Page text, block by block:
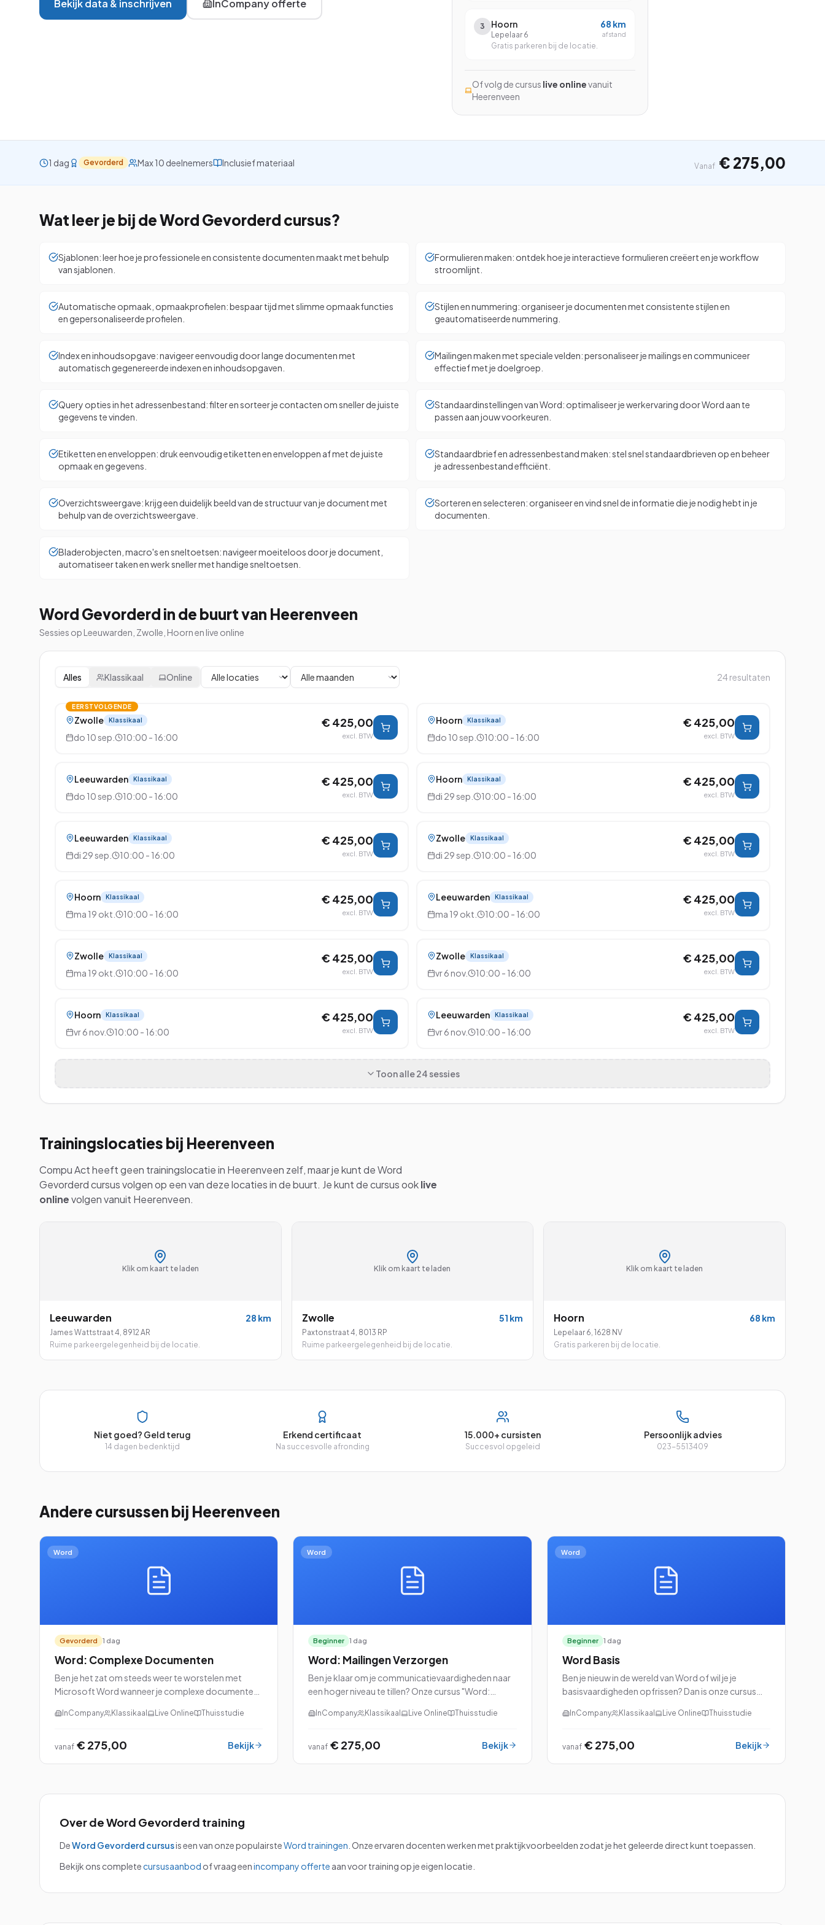
Alle 26 cursussen bekijken Zoeken ⌘K
Bekijk data & inschrijven InCompany offerte
3 Hoorn
Lepelaar 6
Gratis parkeren bij de locatie.
68 km
afstand
Of volg de cursus live onlinevanuit
Heerenveen
1 dag Gevorderd Max 10 deelnemers Inclusief materiaal Vanaf € 275,00
Wat leer je bij deWord Gevorderd cursus?
Sjablonen: leer hoe je professionele en consistente documenten maakt met behulp
van sjablonen.
Formulieren maken: ontdek hoe je interactieve formulieren creëert en je workflow
stroomlijnt.
Automatische opmaak, opmaakprofielen: bespaar tijd met slimme opmaakfuncties
en gepersonaliseerde profielen.
Stijlen en nummering: organiseer je documenten met consistente stijlen en
geautomatiseerde nummering.
Index en inhoudsopgave: navigeer eenvoudig door lange documenten met
automatisch gegenereerde indexen en inhoudsopgaven.
Mailingen maken met speciale velden: personaliseer je mailings en communiceer
effectief met je doelgroep.
Query opties in het adressenbestand: filter en sorteer je contacten om sneller de juiste
gegevens te vinden.
Standaardinstellingen van Word: optimaliseer je werkervaring door Word aan te
passen aan jouw voorkeuren.
Etiketten en enveloppen: druk eenvoudig etiketten en enveloppen af met de juiste
opmaak en gegevens.
Standaardbrief en adressenbestand maken: stel snel standaardbrieven op en beheer
je adressenbestand efficiënt.
Overzichtsweergave: krijg een duidelijk beeld van de structuur van je document met
behulp van de overzichtsweergave.
Sorteren en selecteren: organiseer en vind snel de informatie die je nodig hebt in je
documenten.
Bladerobjecten, macro's en sneltoetsen: navigeer moeiteloos door je document,
automatiseer taken en werk sneller met handige sneltoetsen.
Word Gevorderd in de buurt van Heerenveen
Sessies op Leeuwarden, Zwolle, Hoorn en live online
Alles Klassikaal Online 24 resultaten
EERSTVOLGENDE
Zwolle Klassikaal
do 10 sep. 10:00 - 16:00
€ 425,00
excl. BTW
Hoorn Klassikaal
do 10 sep. 10:00 - 16:00
€ 425,00
excl. BTW
Leeuwarden Klassikaal
do 10 sep. 10:00 - 16:00
€ 425,00
excl. BTW
Hoorn Klassikaal
di 29 sep. 10:00 - 16:00
€ 425,00
excl. BTW
Leeuwarden Klassikaal
di 29 sep. 10:00 - 16:00
€ 425,00
excl. BTW
Zwolle Klassikaal
di 29 sep. 10:00 - 16:00
€ 425,00
excl. BTW
Hoorn Klassikaal
ma 19 okt. 10:00 - 16:00
€ 425,00
excl. BTW
Leeuwarden Klassikaal
ma 19 okt. 10:00 - 16:00
€ 425,00
excl. BTW
Zwolle Klassikaal
ma 19 okt. 10:00 - 16:00
€ 425,00
excl. BTW
Zwolle Klassikaal
vr 6 nov. 10:00 - 16:00
€ 425,00
excl. BTW
Hoorn Klassikaal
vr 6 nov. 10:00 - 16:00
€ 425,00
excl. BTW
Leeuwarden Klassikaal
vr 6 nov. 10:00 - 16:00
€ 425,00
excl. BTW
Toon alle24 sessies
Trainingslocaties bij Heerenveen
Compu Act heeft geen trainingslocatie in Heerenveen zelf, maar je kunt deWord
Gevorderdcursus volgen op een van deze locaties in de buurt. Je kunt de cursus ooklive
onlinevolgen vanuit Heerenveen.
Klik om kaart te laden
Leeuwarden 28 km
James Wattstraat 4, 8912 AR
Ruime parkeergelegenheid bij de locatie.
Klik om kaart te laden
Zwolle 51 km
Paxtonstraat 4, 8013 RP
Ruime parkeergelegenheid bij de locatie.
Klik om kaart te laden
Hoorn 68 km
Lepelaar 6,1628 NV
Gratis parkeren bij de locatie.
Niet goed? Geld terug
14 dagen bedenktijd
Erkend certificaat
Na succesvolle afronding
15.000+ cursisten
Succesvol opgeleid
Persoonlijk advies
023-5513409
Andere cursussen bij Heerenveen
Word
Gevorderd 1 dag
Word: Complexe Documenten
Ben je het zat om steeds weer te worstelen met
Microsoft Word wanneer je complexe documenten
cursus “Word: Complexe Documenten” is speciaal
Tijdens deze cursus duiken we diep in de
InCompany Klassikaal Live Online Thuisstudie
vanaf € 275,00 Bekijk
Word
Beginner 1 dag
Word: Mailingen Verzorgen
Ben je klaar om je communicatievaardigheden naar
een hoger niveau te tillen? Onze cursus "Word:
InCompany Klassikaal Live Online Thuisstudie
vanaf € 275,00 Bekijk
Word
Beginner 1 dag
Word Basis
Ben je nieuw in de wereld van Word of wil je je
basisvaardigheden opfrissen? Dan is onze cursus
InCompany Klassikaal Live Online Thuisstudie
vanaf € 275,00 Bekijk
Over deWord Gevorderd training
DeWord Gevorderd cursusis een van onze populairsteWord trainingen Onze ervaren docenten werken met praktijkvoorbeelden zodat je het geleerde direct kunt toepassen.
Bekijk ons completecursusaanbod of vraag eenincompany offerte aan voor training op je eigen locatie.